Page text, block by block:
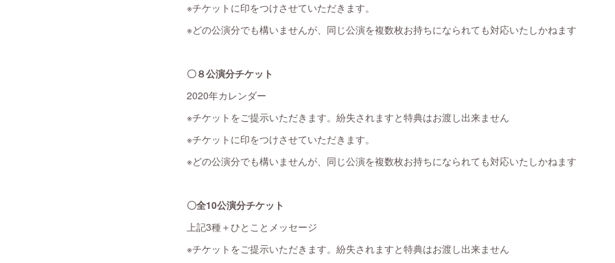
※チケットに印をつけさせていただきます。
※どの公演分でも構いませんが、同じ公演を複数枚お持ちになられても対応いたしかねます
〇８公演分チケット
2020年カレンダー
※チケットをご提示いただきます。紛失されますと特典はお渡し出来ません
※チケットに印をつけさせていただきます。
※どの公演分でも構いませんが、同じ公演を複数枚お持ちになられても対応いたしかねます
〇全10公演分チケット
上記3種＋ひとことメッセージ
※チケットをご提示いただきます。紛失されますと特典はお渡し出来ません